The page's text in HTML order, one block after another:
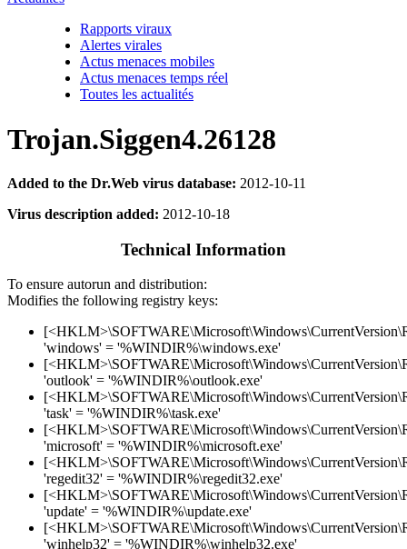
Rapports viraux
Alertes virales
Actus menaces mobiles
Actus menaces temps réel
Toutes les actualités
Trojan.Siggen4.26128
Added to the Dr.Web virus database: 2012-10-11
Virus description added: 2012-10-18
Technical Information
To ensure autorun and distribution:
Modifies the following registry keys:
'windows' = '%WINDIR%\windows.exe'
'outlook' = '%WINDIR%\outlook.exe'
'task' = '%WINDIR%\task.exe'
'microsoft' = '%WINDIR%\microsoft.exe'
'regedit32' = '%WINDIR%\regedit32.exe'
'update' = '%WINDIR%\update.exe'
'winhelp32' = '%WINDIR%\winhelp32.exe'